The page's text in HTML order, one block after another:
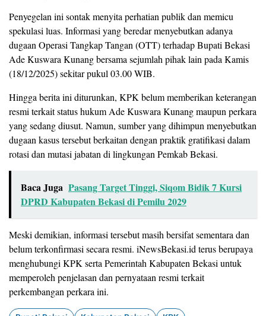
Penyegelan ini sontak menyita perhatian publik dan memicu
spekulasi luas. Informasi yang beredar menyebutkan adanya
dugaan Operasi Tangkap Tangan (OTT) terhadap Bupati Bekasi
Ade Kuswara Kunang bersama sejumlah pihak lain pada Kamis
(18/12/2025) sekitar pukul 03.00 WIB.
Hingga berita ini diturunkan, KPK belum memberikan keterangan
resmi terkait status hukum Ade Kuswara Kunang maupun perkara
yang sedang diusut. Namun, sumber yang dihimpun menyebutkan
dugaan kasus tersebut berkaitan dengan praktik gratifikasi dalam
rotasi dan mutasi jabatan di lingkungan Pemkab Bekasi.
Baca Juga Pasang Target Tinggi, Siqom Bidik 7 Kursi
DPRD Kabupaten Bekasi di Pemilu 2029
Meski demikian, informasi tersebut masih bersifat sementara dan
belum terkonfirmasi secara resmi. iNewsBekasi.id terus berupaya
menghubungi KPK serta Pemerintah Kabupaten Bekasi untuk
memperoleh penjelasan dan pernyataan resmi terkait
perkembangan perkara ini.